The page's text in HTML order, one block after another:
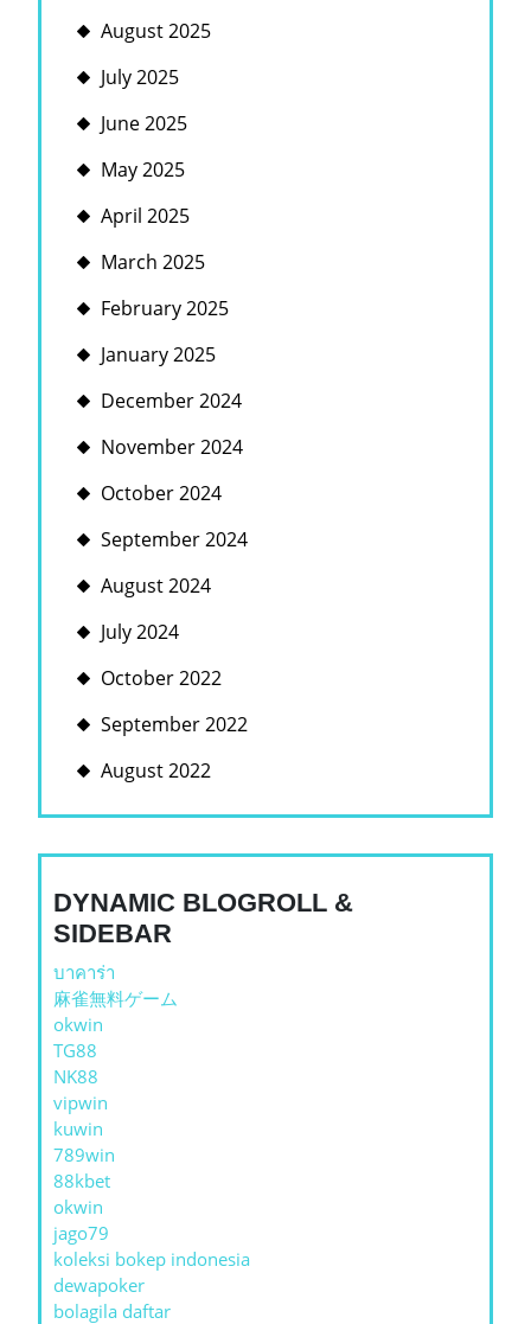
August 2025
July 2025
June 2025
May 2025
April 2025
March 2025
February 2025
January 2025
December 2024
November 2024
October 2024
September 2024
August 2024
July 2024
October 2022
September 2022
August 2022
DYNAMIC BLOGROLL &
SIDEBAR
บาคาร่า
麻雀無料ゲーム
okwin
TG88
NK88
vipwin
kuwin
789win
88kbet
okwin
jago79
koleksi bokep indonesia
dewapoker
bolagila daftar